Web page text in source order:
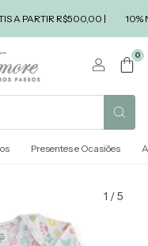
A PARTIR R$500,00 | 10%
0
Presentes e Ocasiões
1 /5